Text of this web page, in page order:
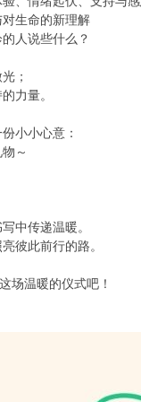
生命的新理解
人说些什么？
；
力量。
小小心意：
～
中传递温暖。
彼此前行的路。
场温暖的仪式吧！